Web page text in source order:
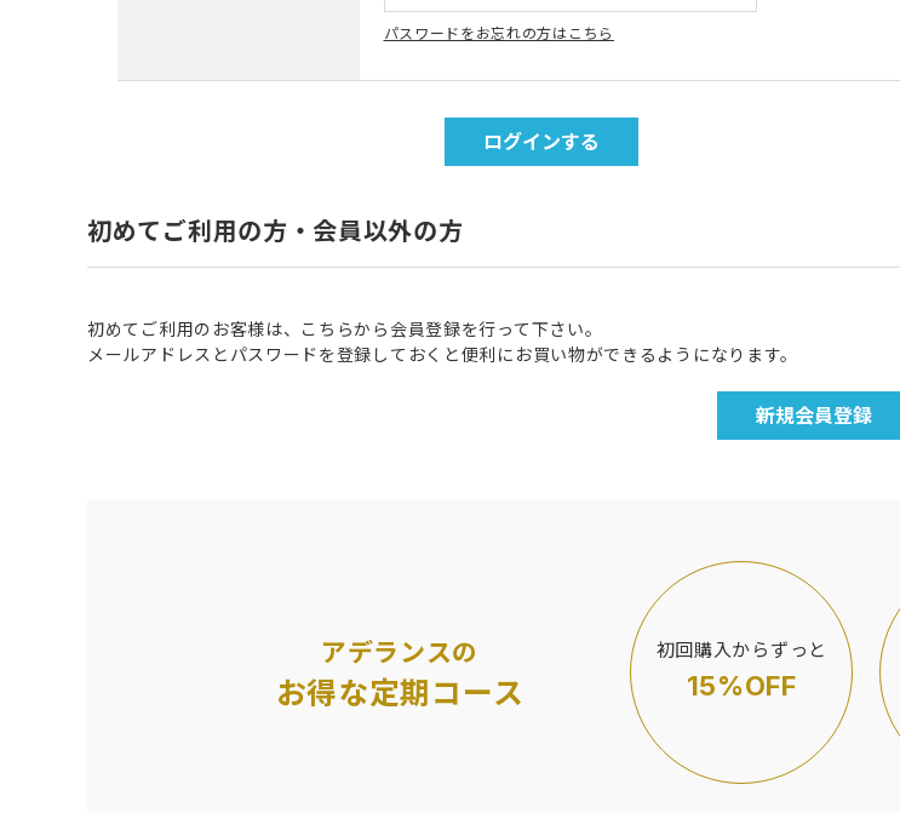
パスワードをお忘れの方はこちら
初めてご利用の方・会員以外の方
初めてご利用のお客様は、こちらから会員登録を行って下さい。
メールアドレスとパスワードを登録しておくと便利にお買い物ができるようになります。
アデランスの
お得な定期コース
初回購入からずっと
15%OFF